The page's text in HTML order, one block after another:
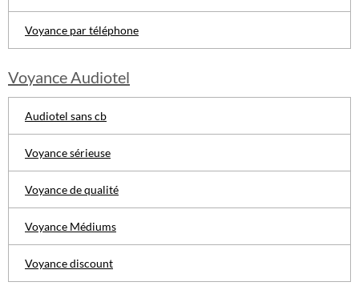
Voyance par téléphone
Voyance Audiotel
Audiotel sans cb
Voyance sérieuse
Voyance de qualité
Voyance Médiums
Voyance discount